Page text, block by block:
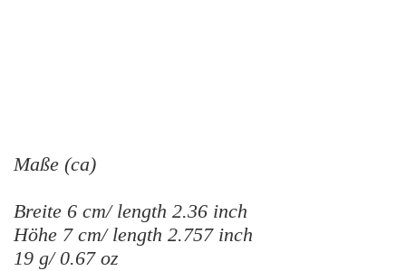
Maße (ca)
Breite 6 cm/ length 2.36 inch
Höhe 7 cm/ length 2.757 inch
19 g/ 0.67 oz